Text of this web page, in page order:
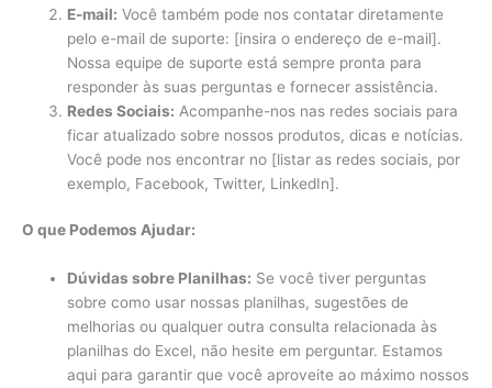
E-mail: Você também pode nos contatar diretamente
pelo e-mail de suporte: [insira o endereço de e-mail].
Nossa equipe de suporte está sempre pronta para
responder às suas perguntas e fornecer assistência.
Redes Sociais: Acompanhe-nos nas redes sociais para
ficar atualizado sobre nossos produtos, dicas e notícias.
Você pode nos encontrar no [listar as redes sociais, por
exemplo, Facebook, Twitter, LinkedIn].
O que Podemos Ajudar:
Dúvidas sobre Planilhas: Se você tiver perguntas
sobre como usar nossas planilhas, sugestões de
melhorias ou qualquer outra consulta relacionada às
planilhas do Excel, não hesite em perguntar. Estamos
aqui para garantir que você aproveite ao máximo nossos